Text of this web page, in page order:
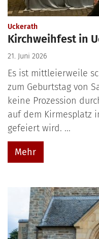
Uckerath:
Kirchweihfest in
21. Juni 2026
Es ist mittleierweile
zum Geburtstag von
keine Prozession
auf dem Kirmesplatz
gefeiert wird. ...
Mehr